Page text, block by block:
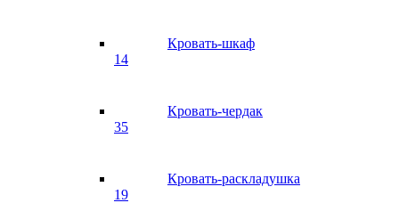
Кровать-шкаф
14
Кровать-чердак
35
Кровать-раскладушка
19